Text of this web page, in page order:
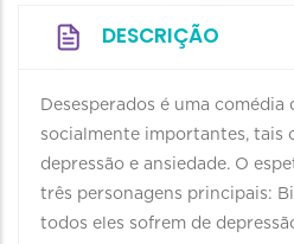
DESCRIÇÃO
Desesperados é uma comédia
socialmente importantes, tais
depressão e ansiedade. O
três personagens principais:
todos eles sofrem de